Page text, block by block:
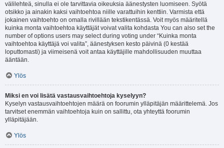
välilehteä, sinulla ei ole tarvittavia oikeuksia äänestysten luomiseen. Syötä
otsikko ja ainakin kaksi vaihtoehtoa niille varattuihin kenttiin. Varmista että
jokainen vaihtoehto on omalla rivillään tekstikentässä. Voit myös määritellä
kuinka monta vaihtoehtoa käyttäjät voivat valita kohdasta You can also set the
number of options users may select during voting under “Kuinka monta
vaihtoehtoa käyttäjä voi valita”, äänestyksen kesto päivinä (0 kestää
loputtomasti) ja viimeisenä voit antaa käyttäjille mahdollisuuden muuttaa
ääntään.
Ylös
Miksi en voi lisätä vastausvaihtoehtoja kyselyyn?
Kyselyn vastausvaihtoehtojen määrä on foorumin ylläpitäjän määrittelemä. Jos
tarvitset enemmän vaihtoehtoja kuin on sallittu, ota yhteyttä foorumin
ylläpitäjään.
Ylös